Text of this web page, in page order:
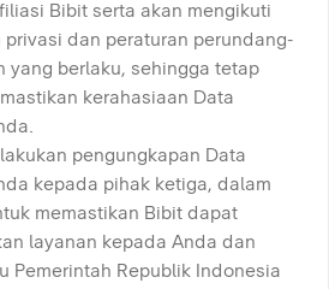
Bibit serta akan mengikuti
privasi dan peraturan perundang-
yang berlaku, sehingga tetap
kerahasiaan Data
pengungkapan Data
kepada pihak ketiga, dalam
memastikan Bibit dapat
layanan kepada Anda dan
Pemerintah Republik Indonesia